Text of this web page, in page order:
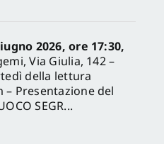
2026, ore 17:30,
Via Giulia, 142 –
della lettura
– Presentazione del
SEGR...